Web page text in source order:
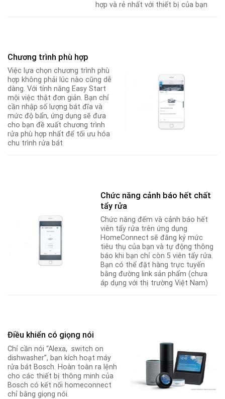
hợp và rẻ nhất với thiết bị của bạn
Chương trình phù hợp
Việc lựa chọn chương trình phù
hợp không phải lúc nào cũng dễ
dàng. Với tính năng Easy Start
mội việc thật đơn giản. Bạn chỉ
cần nhập số lượng bát đĩa và
mức độ bẩn, ứng dụng sẽ đưa
cho bạn đề xuất chương trình
rửa phù hợp nhất để tối ưu hóa
chu trình rửa bát
Chức năng cảnh báo hết chất
tẩy rửa
Chức năng đếm và cảnh báo hết
viên tẩy rửa trên ứng dụng
HomeConnect sẽ đăng ký mức
tiêu thụ của bạn và tự động thông
báo khi bạn chỉ còn 5 viên tẩy rửa.
Bạn có thể đặt hàng trực tuyến
bằng đường link sản phẩm (chưa
áp dụng với thị trường Việt Nam)
Điều khiển có giọng nói
Chỉ cần nói “Alexa, switch on
dishwasher”, bạn kích hoạt máy
rửa bát Bosch. Hoàn toàn ra lệnh
cho các thiết bị thông minh của
Bosch có kết nối homeconnect
chỉ bằng giọng nói.